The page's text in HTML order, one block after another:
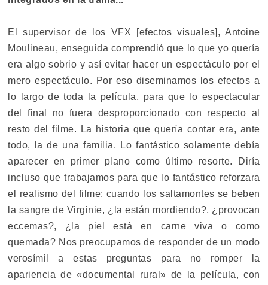
El supervisor de los VFX [efectos visuales], Antoine
Moulineau, enseguida comprendió que lo que yo quería
era algo sobrio y así evitar hacer un espectáculo por el
mero espectáculo. Por eso diseminamos los efectos a
lo largo de toda la película, para que lo espectacular
del final no fuera desproporcionado con respecto al
resto del filme. La historia que quería contar era, ante
todo, la de una familia. Lo fantástico solamente debía
aparecer en primer plano como último resorte. Diría
incluso que trabajamos para que lo fantástico reforzara
el realismo del filme: cuando los saltamontes se beben
la sangre de Virginie, ¿la están mordiendo?, ¿provocan
eccemas?, ¿la piel está en carne viva o como
quemada? Nos preocupamos de responder de un modo
verosímil a estas preguntas para no romper la
apariencia de «documental rural» de la película, con